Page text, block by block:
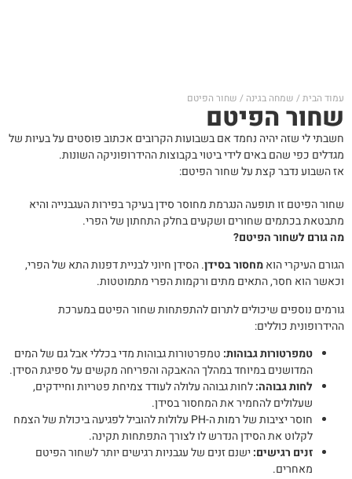
עמוד הבית / שמחה בגינה / שחור הפיטם
שחור הפיטם
חשבתי לי שזה יהיה נחמד אם בשבועות הקרובים אכתוב פוסטים על בעיות של
מגדלים כפי שהם באים לידי ביטוי בקבוצות ההידרופוניקה השונות.
אז השבוע נדבר קצת על שחור הפיטם:
שחור הפיטם זו תופעה הנגרמת מחוסר סידן בעיקר בפירות העגבנייה והיא
מתבטאת בכתמים שחורים ושקעים בחלק התחתון של הפרי.
מה גורם לשחור הפיטם?
הגורם העיקרי הואמחסור בסידן. הסידן חיוני לבניית דפנות התא של הפרי,
וכאשר הוא חסר, התאים מתים ורקמות הפרי מתמוטטות.
גורמים נוספים שיכולים לתרום להתפתחות שחור הפיטם במערכת
ההידרופונית כוללים:
טמפרטורות גבוהות: טמפרטורות גבוהות מדי בכללי אבל גם של המים
המדושנים במיוחד במהלך ההאבקה והפריחה מקשים על ספיגת הסידן.
לחות גבוהה:לחות גבוהה עלולה לעודד צמיחת פטריות וחיידקים,
שעלולים להחמיר את המחסור בסידן.
חוסר יציבות שלרמות ה-PH
עלולות להוביל לפגיעה ביכולת של הצמח
לקלוט את הסידן הנדרש לו לצורך התפתחות תקינה.
זנים רגישים:ישנם זנים של עגבניות רגישים יותר לשחור הפיטם
מאחרים.